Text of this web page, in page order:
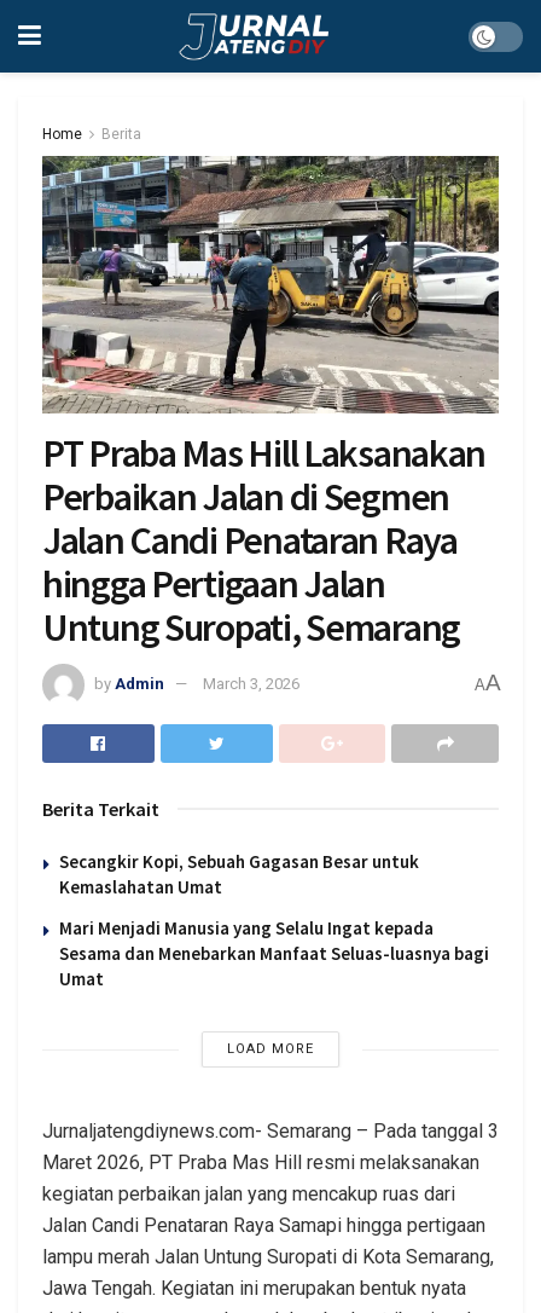
Home Berita
PT Praba Mas Hill Laksanakan
Perbaikan Jalan di Segmen
Jalan Candi Penataran Raya
hingga Pertigaan Jalan
Untung Suropati, Semarang
by Admin March 3, 2026 AA
Berita Terkait
Secangkir Kopi, Sebuah Gagasan Besar untuk
Kemaslahatan Umat
Mari Menjadi Manusia yang Selalu Ingat kepada
Sesama dan Menebarkan Manfaat Seluas-luasnya bagi
Umat
LOAD MORE
Jurnaljatengdiynews.com- Semarang – Pada tanggal 3
Maret 2026, PT Praba Mas Hill resmi melaksanakan
kegiatan perbaikan jalan yang mencakup ruas dari
Jalan Candi Penataran Raya Samapi hingga pertigaan
lampu merah Jalan Untung Suropati di Kota Semarang,
Jawa Tengah. Kegiatan ini merupakan bentuk nyata